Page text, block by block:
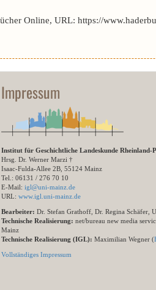
Online, URL: https://
Impressum
Institut für Geschichtliche Landeskunde Rheinland-
Hrsg. Dr. Werner Marzi †
Isaac-Fulda-Allee 2B, 55124 Mainz
Tel.: 06131 / 276 70 10
E-Mail: igl@uni-mainz.de
URL: www.igl.uni-mainz.de
Bearbeiter: Dr. Stefan Grathoff, Dr. Regina Schäfer,
Technische Realisierung: net/bureau new media
Mainz
Technische Realisierung (IGL): Maximilian Wegner (
Vollständiges Impressum